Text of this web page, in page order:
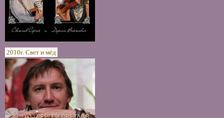
2010г. Свет и мёд